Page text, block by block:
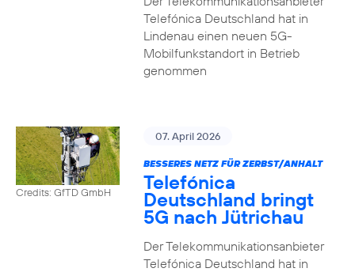
Telefónica Deutschland hat in
Lindenau einen neuen 5G-
Mobilfunkstandort in Betrieb
genommen
Credits: GfTD GmbH
07. April 2026
BESSERES NETZ FÜR ZERBST/ANHALT
Telefónica
Deutschland bringt
5G nach Jütrichau
Der Telekommunikationsanbieter
Telefónica Deutschland hat in